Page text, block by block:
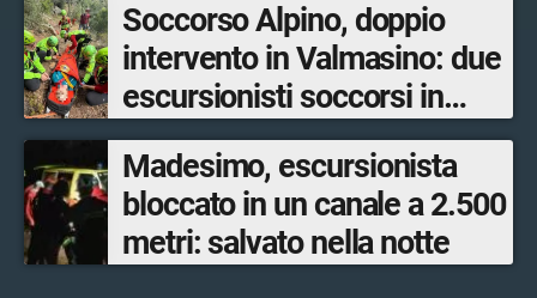
Soccorso Alpino, doppio
intervento in Valmasino: due
escursionisti soccorsi in
poche ore
Madesimo, escursionista
bloccato in un canale a 2.500
metri: salvato nella notte